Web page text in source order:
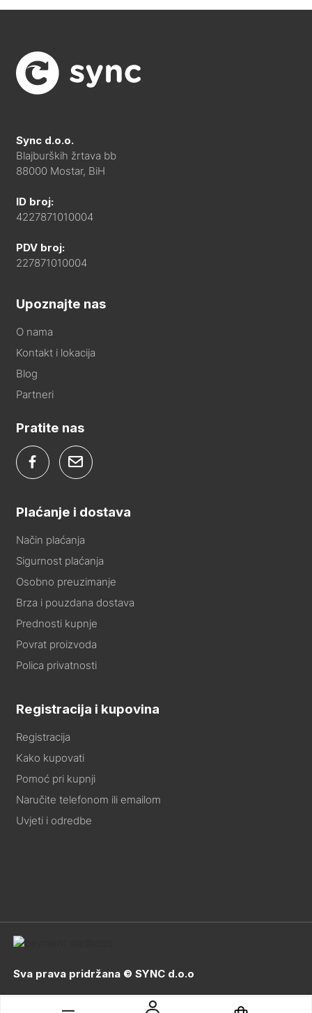
Sync d.o.o.
Blajburških žrtava bb
88000 Mostar, BiH
ID broj:
4227871010004
PDV broj:
227871010004
Upoznajte nas
O nama
Kontakt i lokacija
Blog
Partneri
Pratite nas
Plaćanje i dostava
Način plaćanja
Sigurnost plaćanja
Osobno preuzimanje
Brza i pouzdana dostava
Prednosti kupnje
Povrat proizvoda
Polica privatnosti
Registracija i kupovina
Registracija
Kako kupovati
Pomoć pri kupnji
Naručite telefonom ili emailom
Uvjeti i odredbe
Sva prava pridržana © SYNC d.o.o